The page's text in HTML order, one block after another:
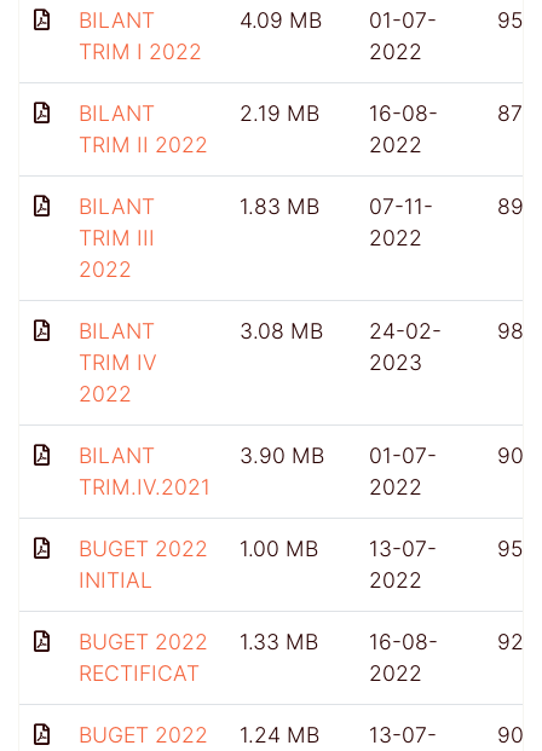
BILANT
TRIM I 2022
4.09 MB
01-07-
2022
959
BILANT
TRIM II 2022
2.19 MB
16-08-
2022
876
BILANT
TRIM III
2022
1.83 MB
07-11-
2022
899
BILANT
TRIM IV
2022
3.08 MB
24-02-
2023
985
BILANT
TRIM.IV.2021
3.90 MB
01-07-
2022
902
BUGET 2022
INITIAL
1.00 MB
13-07-
2022
956
BUGET 2022
RECTIFICAT
1.33 MB
16-08-
2022
924
BUGET 2022
1.24 MB
13-07-
903